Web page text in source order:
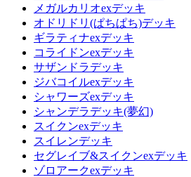
メガルカリオexデッキ
オドリドリ(ぱちぱち)デッキ
ギラティナexデッキ
コライドンexデッキ
サザンドラデッキ
ジバコイルexデッキ
シャワーズexデッキ
シャンデラデッキ(夢幻)
スイクンexデッキ
スイレンデッキ
セグレイブ&スイクンexデッキ
ゾロアークexデッキ